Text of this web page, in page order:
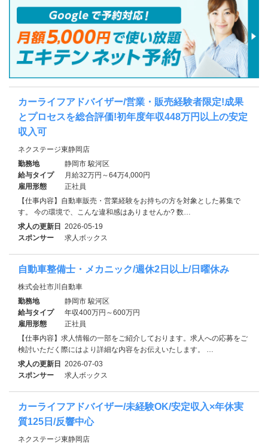
カーライフアドバイザー/営業・販売経験者限定!成果
とプロセスを総合評価!初年度年収448万円以上の安定
収入可
ネクステージ東静岡店
勤務地
静岡市 駿河区
給与タイプ
月給32万円～64万4,000円
雇用形態
正社員
【仕事内容】自動車販売・営業経験をお持ちの方を対象とした募集で
す。 今の環境で、こんな違和感はありませんか? 数…
求人の更新日 2026-05-19
スポンサー
求人ボックス
自動車整備士・メカニック/週休2日以上/日曜休み
株式会社市川自動車
勤務地
静岡市 駿河区
給与タイプ
年収400万円～600万円
雇用形態
正社員
【仕事内容】求人情報の一部をご紹介しております。求人への応募をご
検討いただく際にはより詳細な内容をお伝えいたします。 …
求人の更新日 2026-07-03
スポンサー
求人ボックス
カーライフアドバイザー/未経験OK/安定収入×年休実
質125日/反響中心
ネクステージ東静岡店